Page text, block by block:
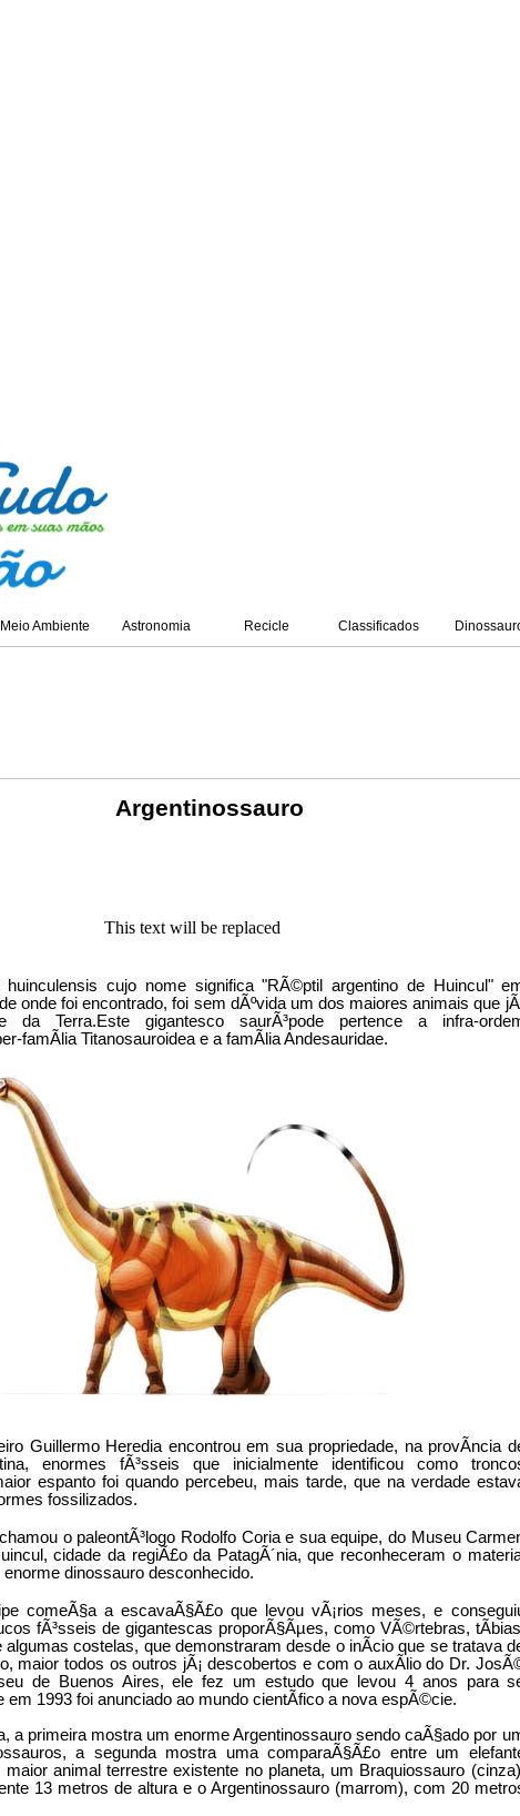
Meio Ambiente Astronomia Recicle Classificados
Argentinossauro
This text will be replaced
huinculensis cujo nome significa "RÃ©ptil argentino de Huincul"
onde foi encontrado, foi sem dÃºvida um dos maiores animais que
da Terra.Este gigantesco saurÃ³pode pertence a infra-
famÃ­lia Titanosauroidea e a famÃ­lia Andesauridae.
Guillermo Heredia encontrou em sua propriedade, na provÃ­ncia
enormes fÃ³sseis que inicialmente identificou como
espanto foi quando percebeu, mais tarde, que na verdade
fossilizados.
o paleontÃ³logo Rodolfo Coria e sua equipe, do Museu
cidade da regiÃ£o da PatagÃ´nia, que reconheceram o
dinossauro desconhecido.
comeÃ§a a escavaÃ§Ã£o que levou vÃ¡rios meses, e
fÃ³sseis de gigantescas proporÃ§Ãµes, como VÃ©rtebras,
costelas, que demonstraram desde o inÃ­cio que se tratava
maior todos os outros jÃ¡ descobertos e com o auxÃ­lio do Dr.
de Buenos Aires, ele fez um estudo que levou 4 anos para
em 1993 foi anunciado ao mundo cientÃ­fico a nova espÃ©cie.
a primeira mostra um enorme Argentinossauro sendo caÃ§ado por
a segunda mostra uma comparaÃ§Ã£o entre um
animal terrestre existente no planeta, um Braquiossauro
13 metros de altura e o Argentinossauro (marrom), com 20